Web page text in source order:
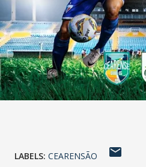
LABELS: CEARENSÃO